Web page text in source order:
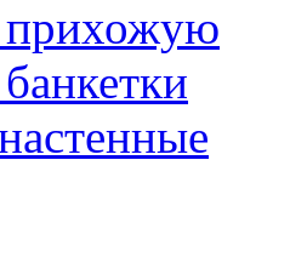
прихожую